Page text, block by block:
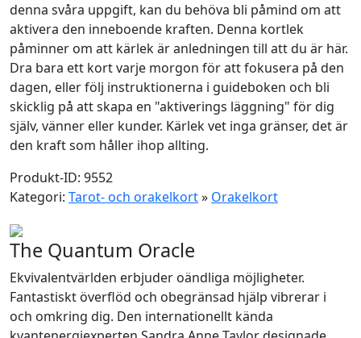
denna svåra uppgift, kan du behöva bli påmind om att
aktivera den inneboende kraften. Denna kortlek
påminner om att kärlek är anledningen till att du är här.
Dra bara ett kort varje morgon för att fokusera på den
dagen, eller följ instruktionerna i guideboken och bli
skicklig på att skapa en "aktiverings läggning" för dig
själv, vänner eller kunder. Kärlek vet inga gränser, det är
den kraft som håller ihop allting.
Produkt-ID: 9552
Kategori: Tarot- och orakelkort» Orakelkort
The Quantum Oracle
Ekvivalentvärlden erbjuder oändliga möjligheter.
Fantastiskt överflöd och obegränsad hjälp vibrerar i
och omkring dig. Den internationellt kända